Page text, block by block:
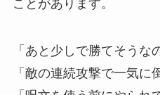
ことがあります。
「あと少しで勝てそうな
「敵の連続攻撃で一気に